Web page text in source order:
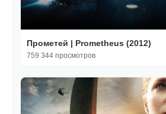
Прометей | Prometheus (2012)
759 344 просмотров